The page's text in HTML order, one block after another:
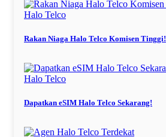
Halo Telco
Rakan Niaga Halo Telco Komisen Tinggi!
Halo Telco
Dapatkan eSIM Halo Telco Sekarang!